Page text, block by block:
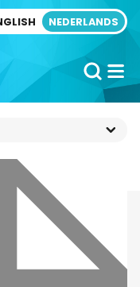
NEDERLANDS